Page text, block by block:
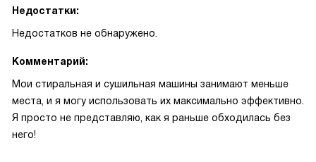
Недостатки:
Недостатков не обнаружено.
Комментарий:
Мои стиральная и сушильная машины занимают меньше
места, и я могу использовать их максимально эффективно.
Я просто не представляю, как я раньше обходилась без
него!